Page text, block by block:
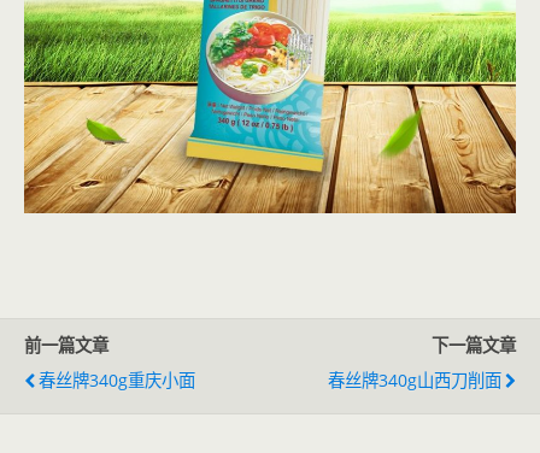
前一篇文章
春丝牌340g重庆小面
下一篇文章
春丝牌340g山西刀削面